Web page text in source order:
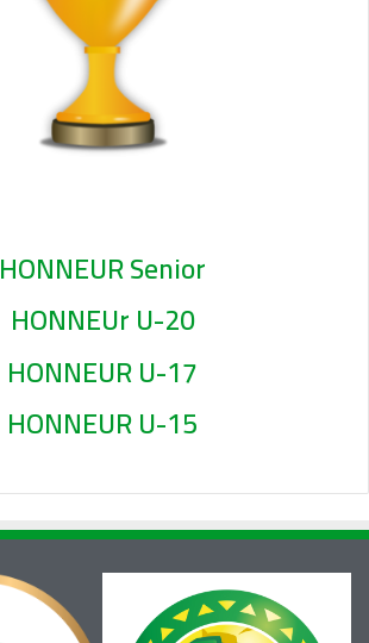
HONNEUR Senior
HONNEUr U-20
HONNEUR U-17
HONNEUR U-15